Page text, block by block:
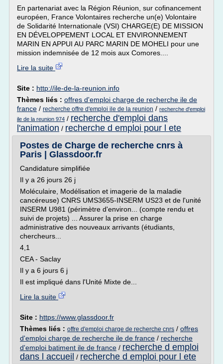
En partenariat avec la Région Réunion, sur cofinancement
européen, France Volontaires recherche un(e) Volontaire
de Solidarité Internationale (VSI) CHARGE(E) DE MISSION
EN DÉVELOPPEMENT LOCAL ET ENVIRONNEMENT
MARIN EN APPUI AU PARC MARIN DE MOHELI pour une
mission indemnisée de 12 mois aux Comores....
Lire la suite
Site : http://ile-de-la-reunion.info
Thèmes liés : offres d'emploi charge de recherche ile de
france / recherche offre d'emploi ile de la reunion / recherche d'emploi
ile de la reunion 974 / recherche d'emploi dans
l'animation / recherche d emploi pour l ete
Postes de Charge de recherche cnrs à
Paris | Glassdoor.fr
Candidature simplifiée
Il y a 26 jours 26 j
Moléculaire, Modélisation et imagerie de la maladie
cancéreuse) CNRS UMS3655-INSERM US23 et de l'unité
INSERM U981 (périmètre d'environ... (compte rendu et
suivi de projets) ... Assurer la prise en charge
administrative des nouveaux arrivants (étudiants,
chercheurs...
4,1
CEA - Saclay
Il y a 6 jours 6 j
Il est impliqué dans l'Unité Mixte de...
Lire la suite
Site : https://www.glassdoor.fr
Thèmes liés : offre d'emploi charge de recherche cnrs / offres
d'emploi charge de recherche ile de france / recherche
d'emploi batiment ile de france / recherche d emploi
dans l accueil / recherche d emploi pour l ete